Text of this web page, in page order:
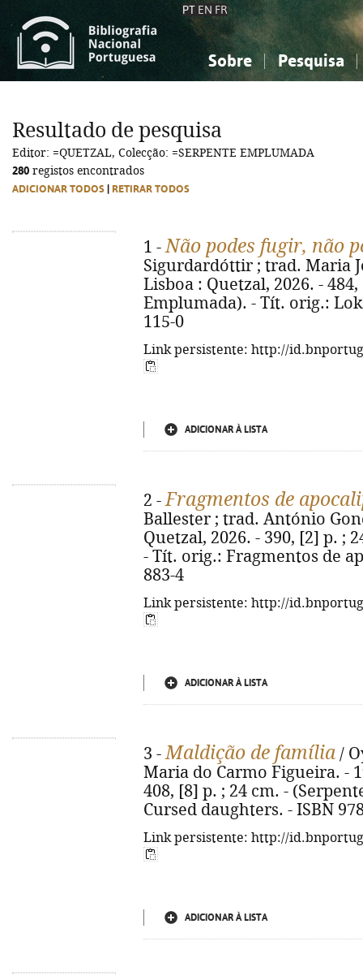
PT EN FR
Sobre Pesquisa
Ciências sociais...
Ciências sociais...
Resultado de pesquisa
Editor: =QUETZAL, Colecção: =SERPENTE EMPLUMADA
280 registos encontrados
ADICIONAR TODOS RETIRAR TODOS
1 -Não podes fugir, não
Sigurdardóttir ; trad. Maria
Lisboa : Quetzal, 2026. -
Emplumada). - Tít. orig.: Lok
115-0
Link persistente: http://
ADICIONAR À LISTA
2 -Fragmentos de
Ballester ; trad. António
Quetzal, 2026. - 390, [2] p. ;
- Tít. orig.: Fragmentos de
883-4
Link persistente: http://
ADICIONAR À LISTA
3 -Maldição de família /
Maria do Carmo Figueira. -
408, [8] p. ; 24 cm. -
Cursed daughters. - ISBN
Link persistente: http://
ADICIONAR À LISTA